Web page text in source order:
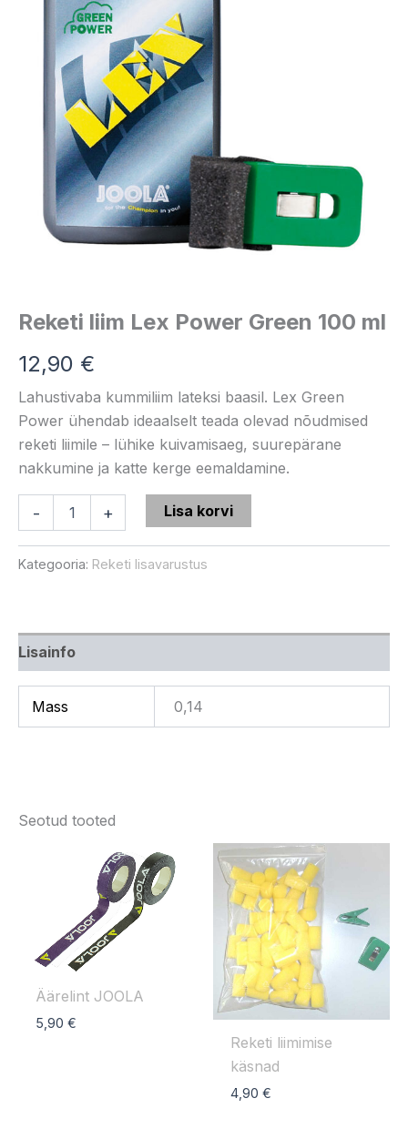
Reketi liim Lex Power Green 100 ml
12,90 €
Lahustivaba kummiliim lateksi baasil. Lex Green
Power ühendab ideaalselt teada olevad nõudmised
reketi liimile – lühike kuivamisaeg, suurepärane
nakkumine ja katte kerge eemaldamine.
- + Lisa korvi
Kategooria: Reketi lisavarustus
Lisainfo
Mass 0,14
Seotud tooted
Äärelint JOOLA
5,90€
Reketi liimimise
käsnad
4,90€